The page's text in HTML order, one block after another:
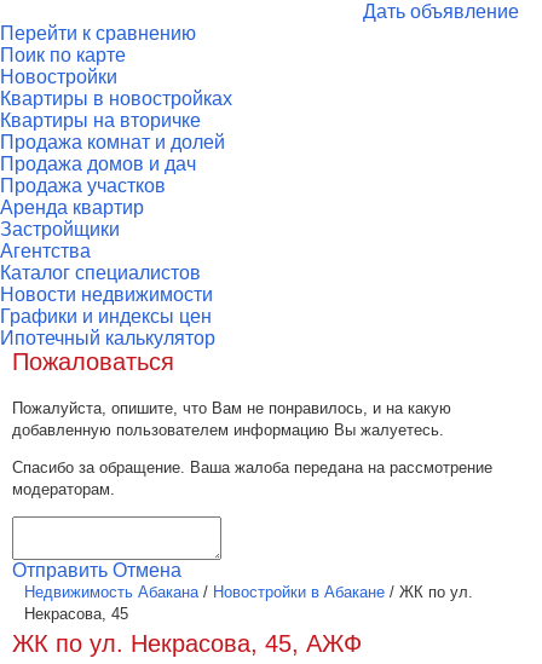
Дать объявление
Перейти к сравнению
Поик по карте
Новостройки
Квартиры в новостройках
Квартиры на вторичке
Продажа комнат и долей
Продажа домов и дач
Продажа участков
Аренда квартир
Застройщики
Агентства
Каталог специалистов
Новости недвижимости
Графики и индексы цен
Ипотечный калькулятор
Пожаловаться
Пожалуйста, опишите, что Вам не понравилось, и на какую
добавленную пользователем информацию Вы жалуетесь.
Спасибо за обращение. Ваша жалоба передана на рассмотрение
модераторам.
Отправить Отмена
Недвижимость Абакана/ Новостройки в Абакане / ЖК по ул.
Некрасова, 45
ЖК по ул. Некрасова, 45, АЖФ